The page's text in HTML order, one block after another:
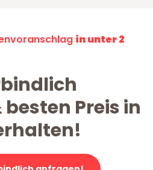
in unter 2
Preis in